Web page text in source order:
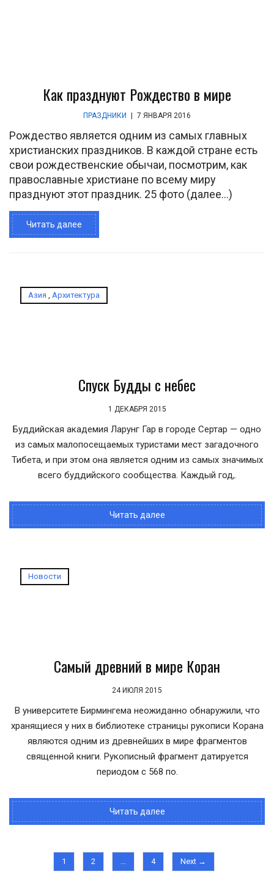
Как празднуют Рождество в мире
ПРАЗДНИКИ | 7 ЯНВАРЯ 2016
Рождество является одним из самых главных
христианских праздников. В каждой стране есть
свои рождественские обычаи, посмотрим, как
православные христиане по всему миру
празднуют этот праздник. 25 фото (далее…)
Читать далее
Азия Архитектура
Спуск Будды с небес
1 ДЕКАБРЯ 2015
Буддийская академия Ларунг Гар в городе Сертар — одно
из самых малопосещаемых туристами мест загадочного
Тибета, и при этом она является одним из самых значимых
всего буддийского сообщества. Каждый год,.
Читать далее
Новости
Самый древний в мире Коран
24 ИЮЛЯ 2015
В университете Бирмингема неожиданно обнаружили, что
хранящиеся у них в библиотеке страницы рукописи Корана
являются одним из древнейших в мире фрагментов
священной книги. Рукописный фрагмент датируется
периодом с 568 по.
Читать далее
1 2 4 Next →